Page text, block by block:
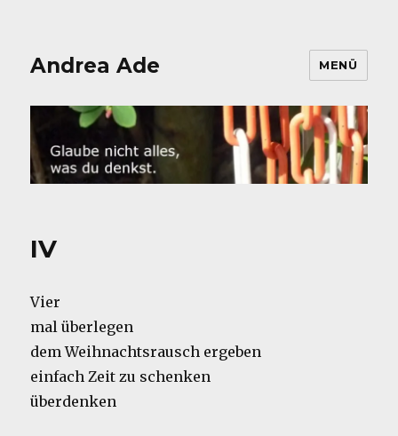
Andrea Ade MENÜ
IV
Vier
mal überlegen
dem Weihnachtsrausch ergeben
einfach Zeit zu schenken
überdenken